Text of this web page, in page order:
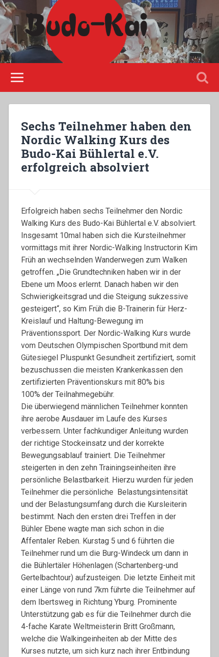
Please disable Adblock!
Sechs Teilnehmer haben den
Nordic Walking Kurs des
Budo-Kai Bühlertal e.V.
erfolgreich absolviert
Erfolgreich haben sechs Teilnehmer den Nordic
Walking Kurs des Budo-Kai Bühlertal e.V. absolviert.
Insgesamt 10mal haben sich die Kursteilnehmer
vormittags mit ihrer Nordic-Walking Instructorin Kim
Früh an wechselnden Wanderwegen zum Walken
getroffen. „Die Grundtechniken haben wir in der
Ebene um Moos erlernt. Danach haben wir den
Schwierigkeitsgrad und die Steigung sukzessive
gesteigert“, so Kim Früh die B-Trainerin für Herz-
Kreislauf und Haltung-Bewegung im
Präventionssport. Der Nordic-Walking Kurs wurde
vom Deutschen Olympischen Sportbund mit dem
Gütesiegel Pluspunkt Gesundheit zertifiziert, somit
bezuschussen die meisten Krankenkassen den
zertifizierten Präventionskurs mit 80% bis
100% der Teilnahmegebühr.
Die überwiegend männlichen Teilnehmer konnten
ihre aerobe Ausdauer im Laufe des Kurses
verbessern. Unter fachkundiger Anleitung wurden
der richtige Stockeinsatz und der korrekte
Bewegungsablauf trainiert. Die Teilnehmer
steigerten in den zehn Trainingseinheiten ihre
persönliche Belastbarkeit. Hierzu wurden für jeden
Teilnehmer die persönliche Belastungsintensität
und der Belastungsumfang durch die Kursleiterin
bestimmt. Nach den ersten drei Treffen in der
Bühler Ebene wagte man sich schon in die
Affentaler Reben. Kurstag 5 und 6 führten die
Teilnehmer rund um die Burg-Windeck um dann in
die Bühlertäler Höhenlagen (Schartenberg-und
Gertelbachtour) aufzusteigen. Die letzte Einheit mit
einer Länge von rund 7km führte die Teilnehmer auf
dem Ibertsweg in Richtung Yburg. Prominente
Unterstützung gab es für die Teilnehmer durch die
4-fache Karate Weltmeisterin Britt Großmann,
welche die Walkingeinheiten ab der Mitte des
Kurses nutzte, um sich kurz nach ihrer Entbindung